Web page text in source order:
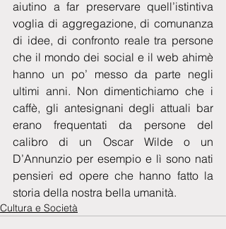
aiutino a far preservare quell’istintiva
voglia di aggregazione, di comunanza
di idee, di confronto reale tra persone
che il mondo dei social e il web ahimè
hanno un po’ messo da parte negli
ultimi anni. Non dimentichiamo che i
caffè, gli antesignani degli attuali bar
erano frequentati da persone del
calibro di un Oscar Wilde o un
D’Annunzio per esempio e lì sono nati
pensieri ed opere che hanno fatto la
storia della nostra bella umanità.
Cultura e Società